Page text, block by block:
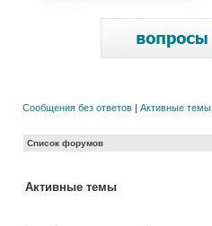
Сообщения без ответов | Активные темы
Список форумов
Активные темы